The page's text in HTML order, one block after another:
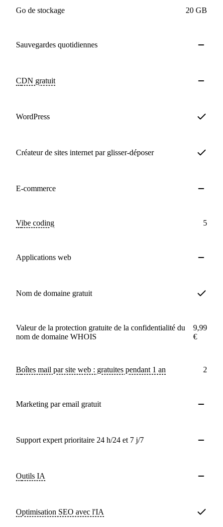
Go de stockage 20 GB
Sauvegardes quotidiennes
CDN gratuit
WordPress
Créateur de sites internet par glisser-déposer
E-commerce
Vibe coding 5
Applications web
Nom de domaine gratuit
Valeur de la protection gratuite de la confidentialité du
nom de domaine WHOIS
9,99
€
Boîtes mail par site web : gratuites pendant 1 an 2
Marketing par email gratuit
Support expert prioritaire 24 h/24 et 7 j/7
Outils IA
Optimisation SEO avec l'IA